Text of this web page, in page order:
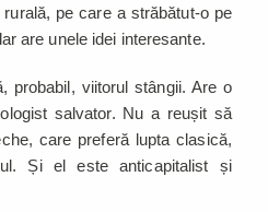
pe care a străbătut-o pe
are unele idei interesante.
probabil, viitorul stângii. Are o
salvator. Nu a reușit să
care preferă lupta clasică,
Și el este anticapitalist și